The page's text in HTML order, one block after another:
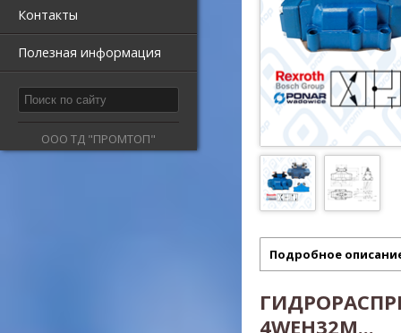
Контакты
Полезная информация
ООО ТД "ПРОМТОП"
Подробное
4WEH32M...